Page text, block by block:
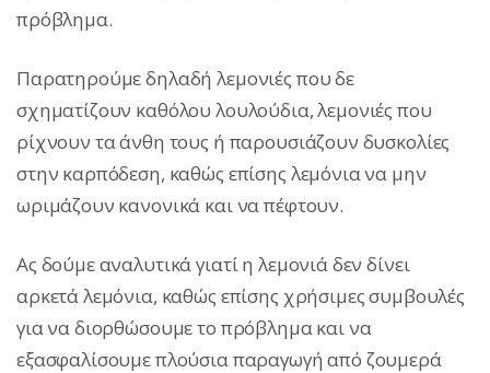
πρόβλημα.
Παρατηρούμε δηλαδή λεμονιές που δε
σχηματίζουν καθόλου λουλούδια, λεμονιές που
ρίχνουν τα άνθη τους ή παρουσιάζουν δυσκολίες
στην καρπόδεση, καθώς επίσης λεμόνια να μην
ωριμάζουν κανονικά και να πέφτουν.
Ας δούμε αναλυτικά γιατί η λεμονιά δεν δίνει
αρκετά λεμόνια, καθώς επίσης χρήσιμες συμβουλές
για να διορθώσουμε το πρόβλημα και να
εξασφαλίσουμε πλούσια παραγωγή από ζουμερά